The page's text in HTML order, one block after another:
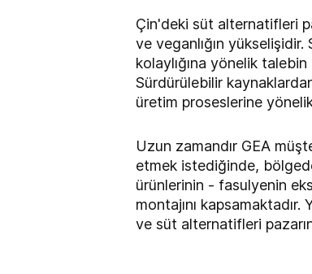
Çin'deki süt alternatifleri
ve veganlığın
kolaylığına yönelik
Sürdürülebilir
üretim proseslerine
Uzun zamandır GEA
etmek istediğinde,
ürünlerinin - fasulyenin
montajını
ve süt alternatifleri